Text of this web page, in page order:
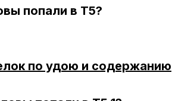
попали в Т5?
по удою и содержанию